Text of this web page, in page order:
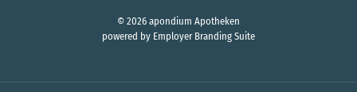
© 2026 apondium Apotheken
powered by Employer Branding Suite